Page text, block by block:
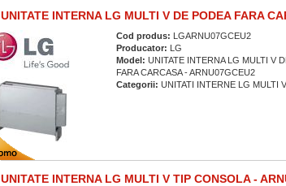
UNITATE INTERNA LG MULTI V DE PODEA FARA
Cod produs: LGARNU07GCEU2
Producator: LG
Model:UNITATE INTERNA LG MULTI V
FARA CARCASA - ARNU07GCEU2
Categorii:UNITATI INTERNE LG MULTI V
UNITATE INTERNA LG MULTI V TIP CONSOLA -